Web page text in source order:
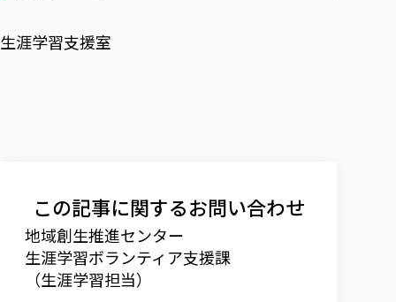
生涯学習支援室
この記事に関するお問い合わせ
地域創生推進センター
生涯学習ボランティア支援課
（生涯学習担当）